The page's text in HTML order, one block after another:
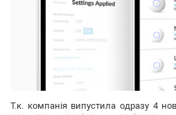
Т.к. компанія випустила одразу 4